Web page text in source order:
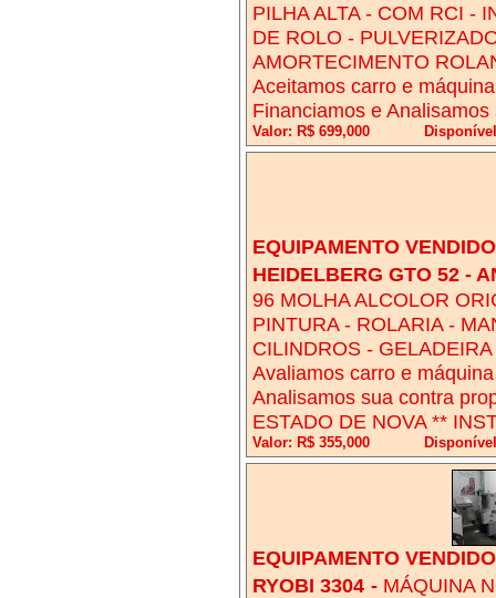
PILHA ALTA - COM RCI -
DE ROLO -
AMORTECIMENTO
Aceitamos carro e
Financiamos e
Valor: R$ 699,000
EQUIPAMENTO
HEIDELBERG GTO 52 -
96 MOLHA ALCOLOR
PINTURA - ROLARIA -
CILINDROS -
Avaliamos carro e
Analisamos sua contra
ESTADO DE NOVA **
Valor: R$ 355,000
EQUIPAMENTO
RYOBI 3304 - MÁQUINA